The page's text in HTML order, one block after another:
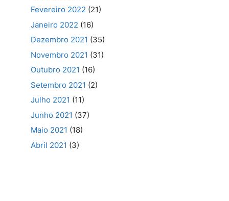
Fevereiro 2022 (21)
Janeiro 2022 (16)
Dezembro 2021 (35)
Novembro 2021 (31)
Outubro 2021 (16)
Setembro 2021 (2)
Julho 2021 (11)
Junho 2021 (37)
Maio 2021 (18)
Abril 2021 (3)